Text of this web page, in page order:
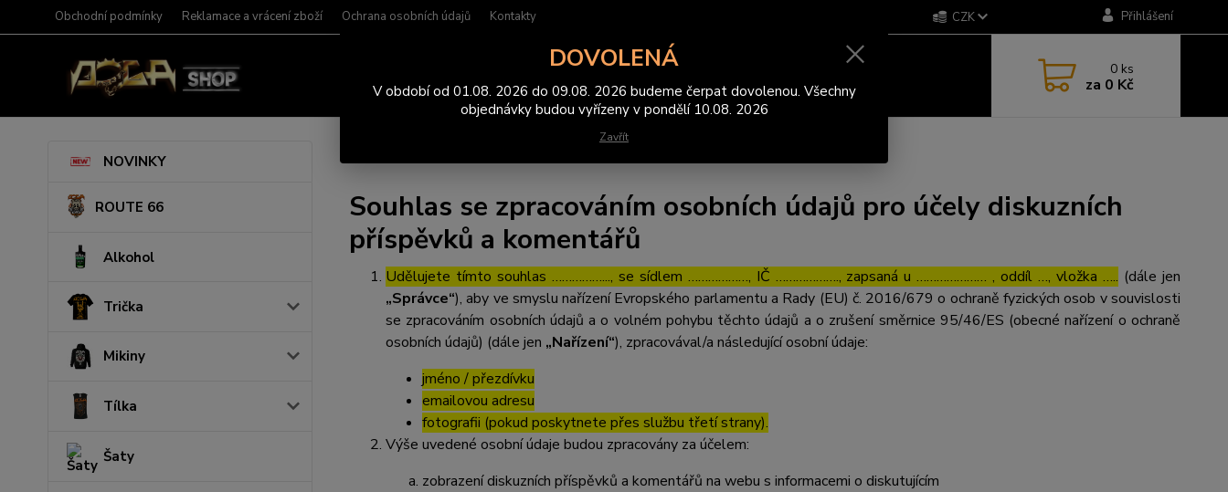
Obchodní podmínky Reklamace a vrácení zboží Ochrana osobních údajů Kontakty CZK Přihlášení
0 ks
za 0 Kč
NOVINKY
ROUTE 66
Alkohol
Trička
Mikiny
Tílka
Šaty
Souhlas se zpracováním osobních údajů pro účely diskuzních
příspěvků a komentářů
Udělujete tímto souhlas ……………..., se sídlem ………………, IČ ………………., zapsaná u ………………… , oddíl …, vložka ….. (dále jen
„Správce“), aby ve smyslu nařízení Evropského parlamentu a Rady (EU) č. 2016/679 o ochraně fyzických osob v souvislosti
se zpracováním osobních údajů a o volném pohybu těchto údajů a o zrušení směrnice 95/46/ES (obecné nařízení o ochraně
osobních údajů) (dále jen „Nařízení“), zpracovával/a následující osobní údaje:
jméno / přezdívku
emailovou adresu
fotografii (pokud poskytnete přes službu třetí strany).
Výše uvedené osobní údaje budou zpracovány za účelem:
zobrazení diskuzních příspěvků a komentářů na webu s informacemi o diskutujícím
DOVOLENÁ
V období od 01.08. 2026 do 09.08. 2026 budeme čerpat dovolenou. Všechny
objednávky budou vyřízeny v pondělí 10.08. 2026
Zavřít